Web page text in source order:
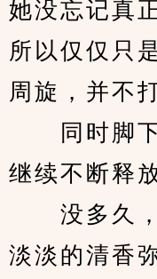
她没忘记真
所以仅仅只
周旋，并不
同时脚下
继续不断释
没多久，
淡淡的清香